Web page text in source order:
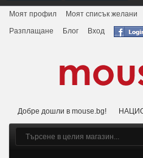
Моят профил Моят списък желани
Разплащане
Блог Вход
Добре дошли в mouse.bg!